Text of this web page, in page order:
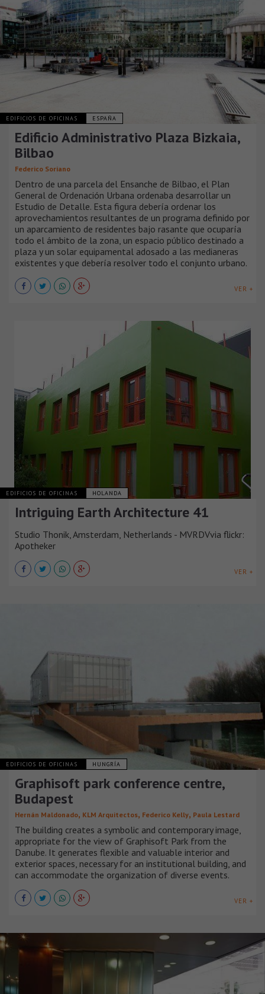
EDIFICIOS DE OFICINAS ESPAÑA
Edificio Administrativo Plaza Bizkaia,
Bilbao
Federico Soriano
Dentro de una parcela del Ensanche de Bilbao, el Plan
General de Ordenación Urbana ordenaba desarrollar un
Estudio de Detalle. Esta figura debería ordenar los
aprovechamientos resultantes de un programa definido por
un aparcamiento de residentes bajo rasante que ocuparía
todo el ámbito de la zona, un espacio público destinado a
plaza y un solar equipamental adosado a las medianeras
existentes y que debería resolver todo el conjunto urbano.
VER +
EDIFICIOS DE OFICINAS HOLANDA
Intriguing Earth Architecture 41
Studio Thonik, Amsterdam, Netherlands - MVRDVvia flickr:
Apotheker
VER +
EDIFICIOS DE OFICINAS HUNGRÍA
Graphisoft park conference centre,
Budapest
Hernán Maldonado, KLM Arquitectos, Federico Kelly, Paula Lestard
The building creates a symbolic and contemporary image,
appropriate for the view of Graphisoft Park from the
Danube. It generates flexible and valuable interior and
exterior spaces, necessary for an institutional building, and
can accommodate the organization of diverse events.
VER +